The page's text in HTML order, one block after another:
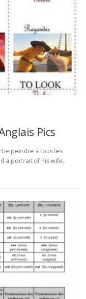
Pics
peindre à tous les
a portrait of his wife.